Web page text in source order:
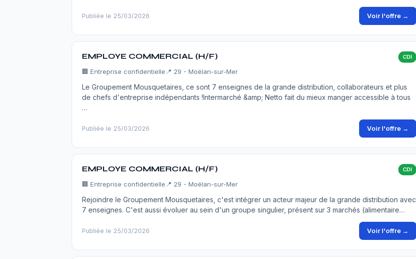
Publiée le 25/03/2026 Voir l'offre →
EMPLOYE COMMERCIAL (H/F) CDI
🏢 Entreprise confidentielle 📍 29 - Moëlan-sur-Mer
Le Groupement Mousquetaires, ce sont 7 enseignes de la grande distribution, collaborateurs et plus
de chefs d'entreprise indépendants !Intermarché &amp; Netto fait du mieux manger accessible à tous
…
Publiée le 25/03/2026 Voir l'offre →
EMPLOYE COMMERCIAL (H/F) CDI
🏢 Entreprise confidentielle 📍 29 - Moëlan-sur-Mer
Rejoindre le Groupement Mousquetaires, c'est intégrer un acteur majeur de la grande distribution avec
7 enseignes. C'est aussi évoluer au sein d'un groupe singulier, présent sur 3 marchés (alimentaire…
Publiée le 25/03/2026 Voir l'offre →